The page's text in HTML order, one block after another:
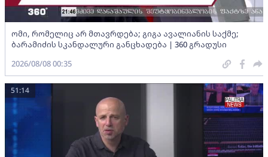
ომი, რომელიც არ მთავრდება; გიგა ავალიანის საქმე;
ბარამიძის სკანდალური განცხადება | 360 გრადუსი
2026/08/08 00:35
51:14